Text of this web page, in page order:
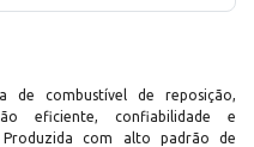
de combustível de reposição,
eficiente, confiabilidade e
Produzida com alto padrão de